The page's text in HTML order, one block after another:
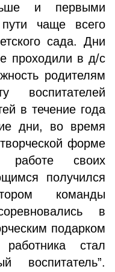
и первыми
чаще всего
сада. Дни
проходили в д/с
родителям
воспитателей
в течение года
дни, во время
форме
своих
получился
команды
в
подарком
стал
воспитатель”.